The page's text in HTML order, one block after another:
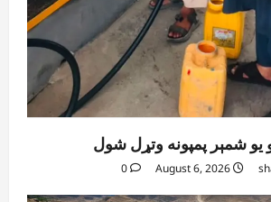
اسعارو د قاچاق هڅه شنډه شوه
sharqnewsglobal.com
August 6, 2026
0
یو شمېر پمپونه وتړل شول
0